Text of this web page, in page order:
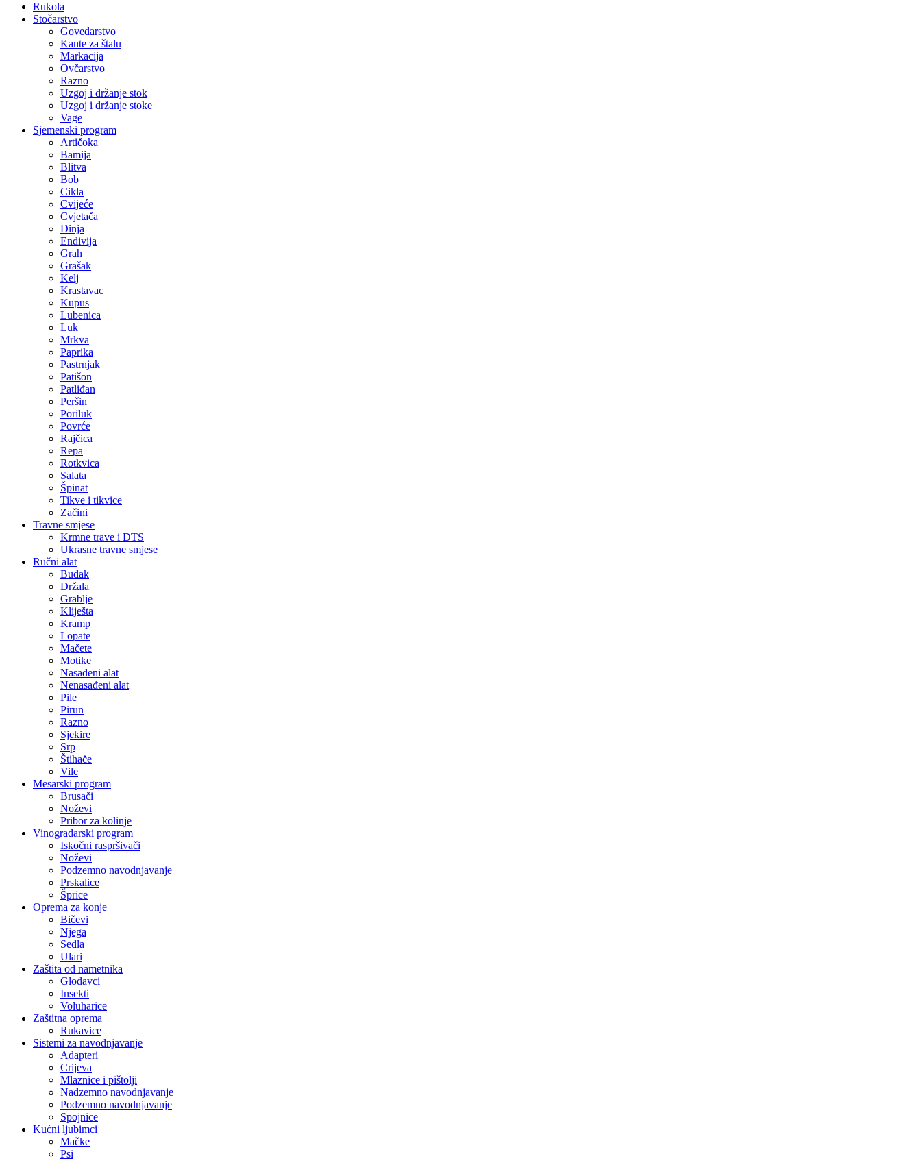
Rukola
Stočarstvo
Govedarstvo
Kante za štalu
Markacija
Ovčarstvo
Razno
Uzgoj i držanje stok
Uzgoj i držanje stoke
Vage
Sjemenski program
Artičoka
Bamija
Blitva
Bob
Cikla
Cvijeće
Cvjetača
Dinja
Endivija
Grah
Grašak
Kelj
Krastavac
Kupus
Lubenica
Luk
Mrkva
Paprika
Pastrnjak
Patišon
Patliđan
Peršin
Poriluk
Povrće
Rajčica
Repa
Rotkvica
Salata
Špinat
Tikve i tikvice
Začini
Travne smjese
Krmne trave i DTS
Ukrasne travne smjese
Ručni alat
Budak
Držala
Grablje
Kliješta
Kramp
Lopate
Mačete
Motike
Nasađeni alat
Nenasađeni alat
Pile
Pirun
Razno
Sjekire
Srp
Štihače
Vile
Mesarski program
Brusači
Noževi
Pribor za kolinje
Vinogradarski program
Iskočni raspršivači
Noževi
Podzemno navodnjavanje
Prskalice
Šprice
Oprema za konje
Bičevi
Njega
Sedla
Ulari
Zaštita od nametnika
Glodavci
Insekti
Voluharice
Zaštitna oprema
Rukavice
Sistemi za navodnjavanje
Adapteri
Crijeva
Mlaznice i pištolji
Nadzemno navodnjavanje
Podzemno navodnjavanje
Spojnice
Kućni ljubimci
Mačke
Psi